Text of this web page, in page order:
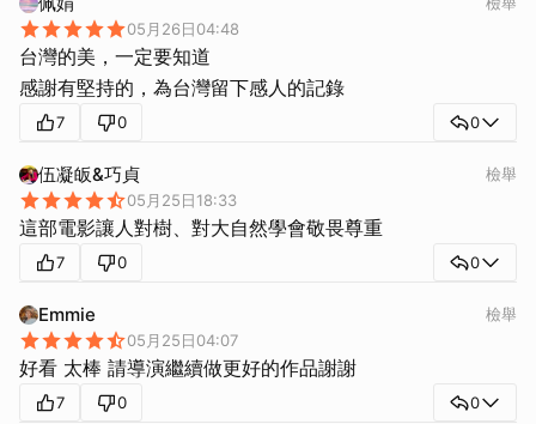
05月26日04:48
台灣的美，一定要知道
感謝有堅持的，為台灣留下感人的記錄
7 0 0
伍凝皈&巧貞
05月25日18:33
檢舉
這部電影讓人對樹、對大自然學會敬畏尊重
7 0 0
Emmie
05月25日04:07
檢舉
好看 太棒 請導演繼續做更好的作品謝謝
7 0 0